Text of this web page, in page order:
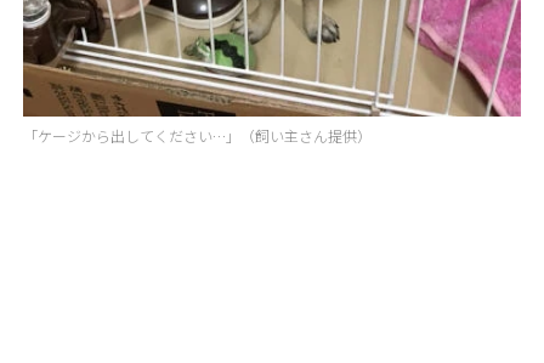
「ケージから出してください…」（飼い主さん提供）